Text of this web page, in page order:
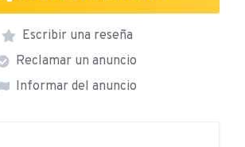
Escribir una reseña
Reclamar un anuncio
Informar del anuncio